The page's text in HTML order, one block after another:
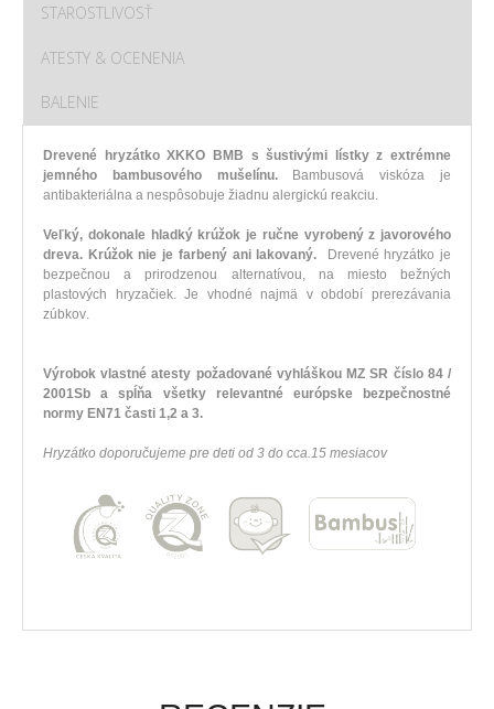
STAROSTLIVOSŤ
ATESTY & OCENENIA
BALENIE
Drevené hryzátko XKKO BMB s šustivými lístky z extrémne
jemného
bambusového mušelínu. Bambusová viskóza
je
antibakteriálna a nespôsobuje žiadnu alergickú reakciu.
Veľký, dokonale hladký krúžok je ručne vyrobený z javorového
dreva. Krúžok nie je farbený ani lakovaný. Drevené hryzátko je
bezpečnou
a prirodzenou alternatívou, na miesto
bežných
plastových
hryzačiek. Je vhodné najmä v období
prerezávania
zúbkov.
Výrobok vlastné atesty požadované vyhláškou MZ SR číslo 84 /
2001Sb
a spĺňa všetky relevantné európske
bezpečnostné
normy EN71 časti 1,2 a 3.
Hryzátko doporučujeme pre deti od 3 do cca.15 mesiacov